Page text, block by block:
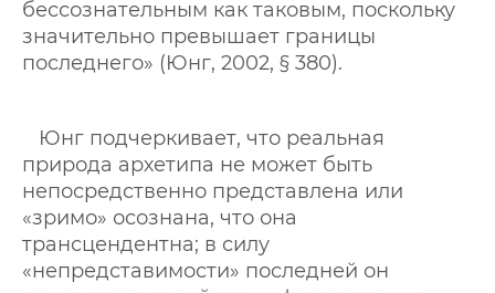
бессознательным как таковым, поскольку
значительно превышает границы
последнего» (Юнг, 2002, § 380).
Юнг подчеркивает, что реальная
природа архетипа не может быть
непосредственно представлена или
«зримо» осознана, что она
трансцендентна; в силу
«непредставимости» последней он